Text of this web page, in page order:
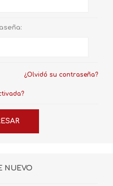
¿Olvidó su contraseña?
NUEVO